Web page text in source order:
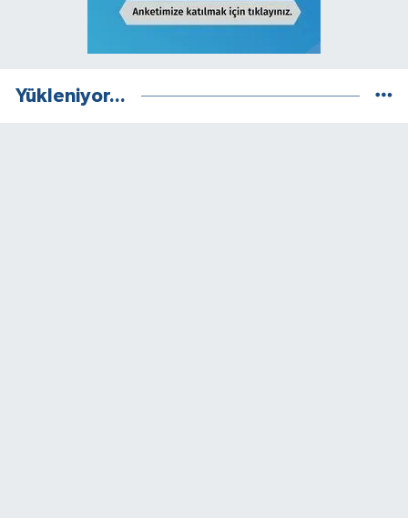
Yükleniyor...